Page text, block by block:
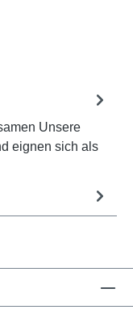
Unsere
eignen sich als